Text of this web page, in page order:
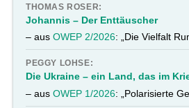
THOMAS ROSER:
Johannis – Der Enttäuscher
– ausOWEP 2/2026: „Die Vielfalt
PEGGY LOHSE:
Die Ukraine – ein Land, das im
– ausOWEP 1/2026: „Polarisierte